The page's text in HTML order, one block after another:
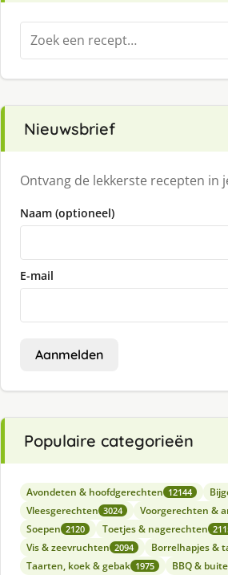
Zoeken
naar:
Nieuwsbrief
Ontvang de lekkerste recepten in
Naam (optioneel)
E-mail
Aanmelden
Populaire categorieën
Avondeten & hoofdgerechten 12144
Vleesgerechten 3024 Voorgerechten &
Soepen 2120 Toetjes & nagerechten
Vis & zeevruchten 2094 Borrelhapjes &
Taarten, koek & gebak 1975 BBQ &